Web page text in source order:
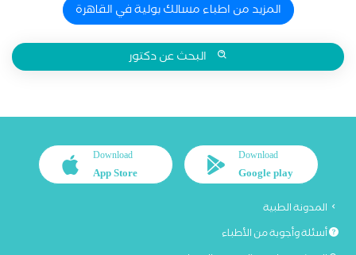
المزيد من اطباء مسالك بولية في القاهرة
البحث عن دكتور
Download
Google play
Download
App Store
المدونة الطبية
أسئلة وأجوبة من الأطباء